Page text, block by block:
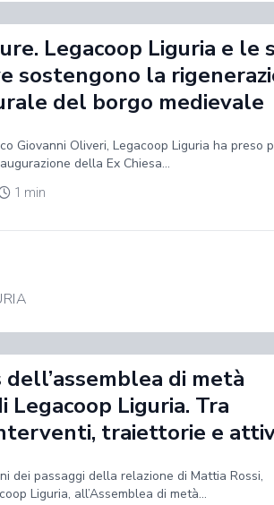
Legacoop Liguria e le
sostengono la
del borgo medievale
Giovanni Oliveri, Legacoop Liguria ha preso
della Ex Chiesa...
1 min
di metà
Legacoop Liguria. Tra
traiettorie e
dei passaggi della relazione di Mattia Rossi,
Liguria, all’Assemblea di metà...